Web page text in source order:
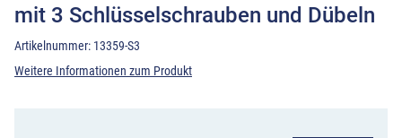
mit 3 Schlüsselschrauben und Dübeln
Artikelnummer: 13359-S3
Weitere Informationen zum Produkt